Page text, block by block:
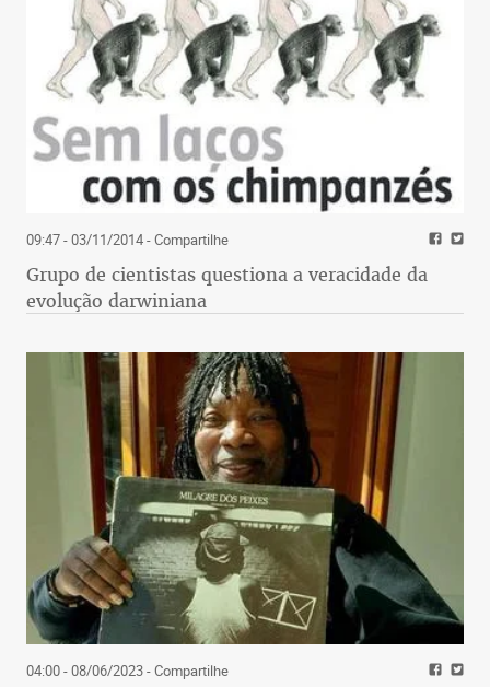
09:47 - 03/11/2014- Compartilhe
Grupo de cientistas questiona a veracidade da
evolução darwiniana
04:00 - 08/06/2023- Compartilhe